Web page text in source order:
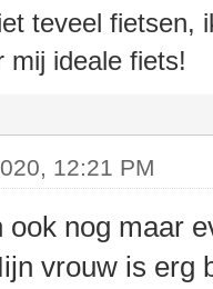
teveel fietsen,
mij ideale fiets!
12:21 PM
ook nog maar
vrouw is erg